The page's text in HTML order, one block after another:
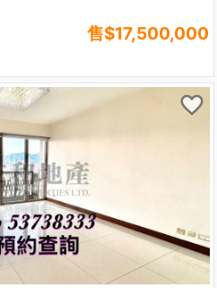
售$17,500,000